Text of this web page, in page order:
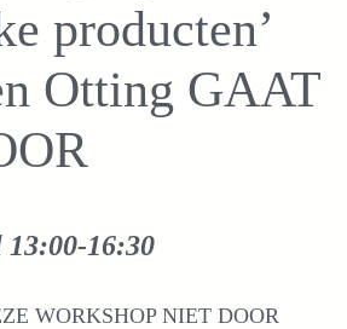
producten’
Otting GAAT
13:00-16:30
WORKSHOP NIET DOOR